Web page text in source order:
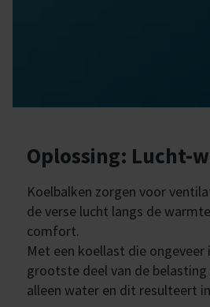
Oplossing: Lucht-
Koelbalken zorgen voor
de verse lucht langs de
comfort.
Met een koellast die
grootste deel van de
alleen water en dit resulteert